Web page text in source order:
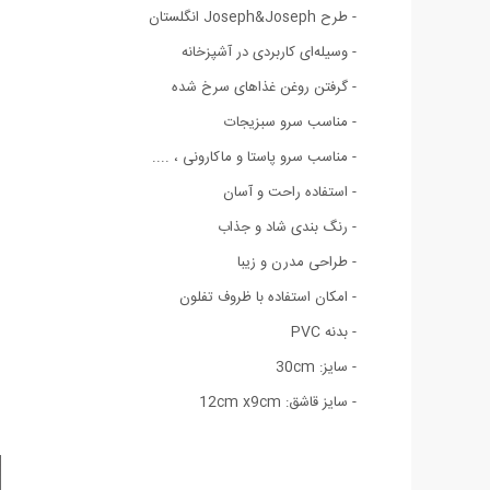
- طرح Joseph&Joseph انگلستان
- وسیله‌ای کاربردی در آشپزخانه
- گرفتن روغن غذاهای سرخ شده
- مناسب سرو سبزیجات
- مناسب سرو پاستا و ماکارونی ، ....
- استفاده راحت و آسان
- رنگ بندی شاد و جذاب
- طراحی مدرن و زیبا
- امکان استفاده با ظروف تفلون
- بدنه PVC
- سایز: 30cm
- سایز قاشق: 12cm x9cm